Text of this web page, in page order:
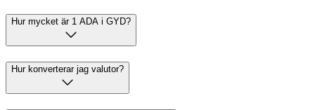
Hur mycket är 1 ADA i GYD?
Hur konverterar jag valutor?